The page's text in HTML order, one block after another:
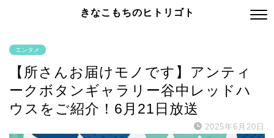
きなこもちのヒトリゴト
エンタメ
【所さんお届けモノです】アンティ
ークボタンギャラリー谷中レッドハ
ウスをご紹介！6月21日放送
2025年6月20日